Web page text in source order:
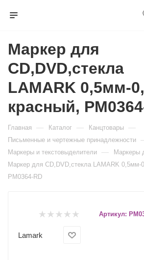
Маркер для
CD,DVD,стекла
LAMARK 0,5мм-
красный,
Главная — Каталог — Канцтовары —
Письменные и чертежные принадлежности
Маркеры и текстовыделители — Маркеры
Маркер для CD,DVD,стекла LAMARK 0,5мм-
PM0364-RD
Артикул:
Lamark